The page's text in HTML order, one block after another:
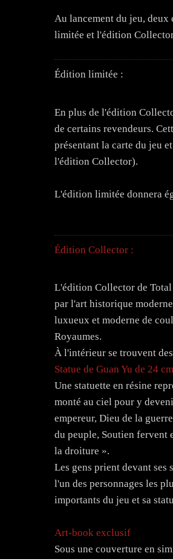
Au lancement du jeu,
limitée et l'édition
Édition limitée :
En plus de l'édition
de certains revendeurs.
présentant la carte du jeu
l'édition Collector).
L'édition limitée donnera
Édition Collector :
L'édition Collector de
par l'art historique
luxueux et moderne de
Royaumes.
À l'intérieur se trouvent
Statue de Guan Yu de 24 cm
Une statuette en résine
monté au ciel pour y
empereur, Dieu de la
du peuple, Soutien fervent
la droiture ».
Les gens prient devant ses
l'un des personnages les
importants du jeu et sa
Art-book exclusif
Sous une couverture en